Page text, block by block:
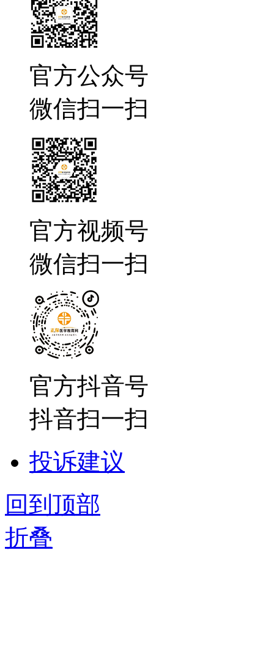
官方公众号
微信扫一扫
官方视频号
微信扫一扫
官方抖音号
抖音扫一扫
投诉建议
回到顶部
折叠